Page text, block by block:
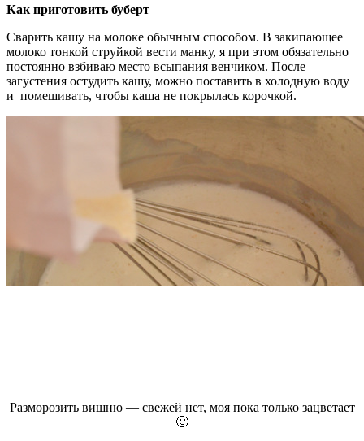
Как приготовить буберт
Сварить кашу на молоке обычным способом. В закипающее
молоко тонкой струйкой вести манку, я при этом обязательно
постоянно взбиваю место всыпания венчиком. После
загустения остудить кашу, можно поставить в холодную воду
и помешивать, чтобы каша не покрылась корочкой.
Разморозить вишню — свежей нет, моя пока только зацветает
🙂